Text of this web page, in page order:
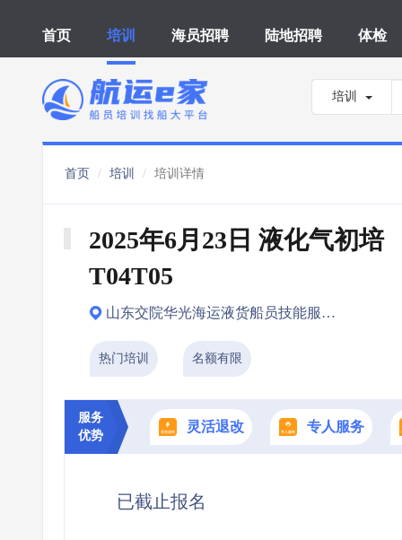
首页 培训 海员招聘 陆地招聘 体检
培训
首页 培训 培训详情
2025年6月23日 液化气初培
T04T05
山东交院华光海运液货船员技能服务有限公司（威海市）
热门培训 名额有限
服务
优势
灵活退改 专人服务
已截止报名